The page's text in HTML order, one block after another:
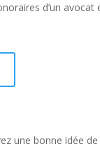
d’un avocat
une bonne idée